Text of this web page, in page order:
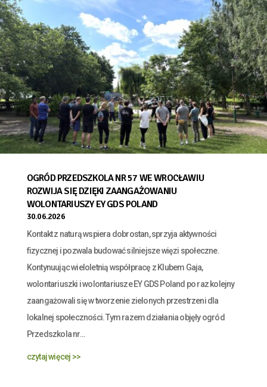
OGRÓD PRZEDSZKOLA NR 57 WE WROCŁAWIU
ROZWIJA SIĘ DZIĘKI ZAANGAŻOWANIU
WOLONTARIUSZY EY GDS POLAND
30.06.2026
Kontakt z naturą wspiera dobrostan, sprzyja aktywności
fizycznej i pozwala budować silniejsze więzi społeczne.
Kontynuując wieloletnią współpracę z Klubem Gaja,
wolontariuszki i wolontariusze EY GDS Poland po raz kolejny
zaangażowali się w tworzenie zielonych przestrzeni dla
lokalnej społeczności. Tym razem działania objęły ogród
Przedszkola nr...
czytaj więcej >>